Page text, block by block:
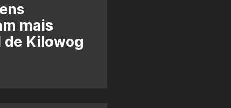
mais
Kilowog